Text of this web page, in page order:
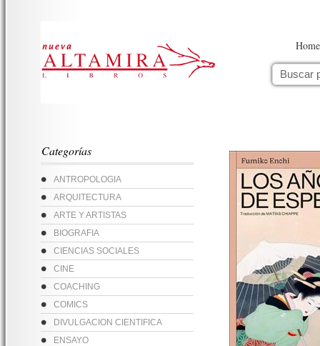
Home
Categorías
ANTROPOLOGIA
ARQUITECTURA
ARTE Y ARTISTAS
BIOGRAFIA
CIENCIAS SOCIALES
CINE
COACHING
COMICS
DIVULGACION CIENTIFICA
ENSAYO